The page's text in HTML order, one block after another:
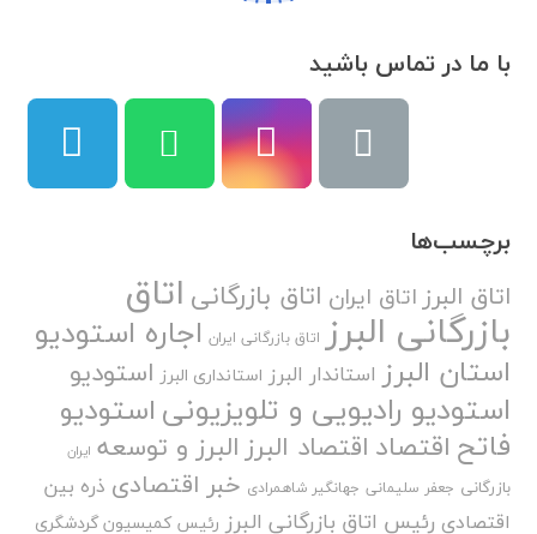
با ما در تماس باشید
برچسب‌ها
اتاق البرزاتاق ایران اتاق بازرگانی اتاق
بازرگانی البرز اتاق بازرگانی ایران اجاره استودیو
استان البرز استاندار البرز استانداری البرز استودیو
استودیو رادیویی و تلویزیونیاستودیو
فاتح اقتصاد اقتصاد البرزالبرز و توسعه ایران
بازرگانی جعفر سلیمانی جهانگیر شاهمرادی خبر اقتصادی ذره بین
اقتصادی رئیس اتاق بازرگانی البرز رئیس کمیسیون گردشگری